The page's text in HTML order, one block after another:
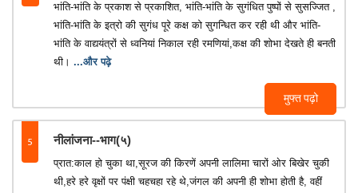
मुफ्त पढ़ो
भांति-भांति के प्रकाश से प्रकाशित, भांति-भांति के सुगंधित पुष्पों से सुसज्जित ,
भांति-भांति के इत्रो की सुगंध पूरे कक्ष को सुगन्धित कर रही थी और भांति-
भांति के वाद्ययंत्रों से ध्वनियां निकाल रही रमणियां,कक्ष की शोभा देखते ही बनती
थी। ...और पढ़े
5 नीलांजना--भाग(५)
प्रात:काल हो चुका था,सूरज की किरणें अपनी लालिमा चारों ओर बिखेर चुकी
थी,हरे हरे वृक्षों पर पंक्षी चहचहा रहे थे,जंगल की अपनी ही शोभा होती है, वहीं